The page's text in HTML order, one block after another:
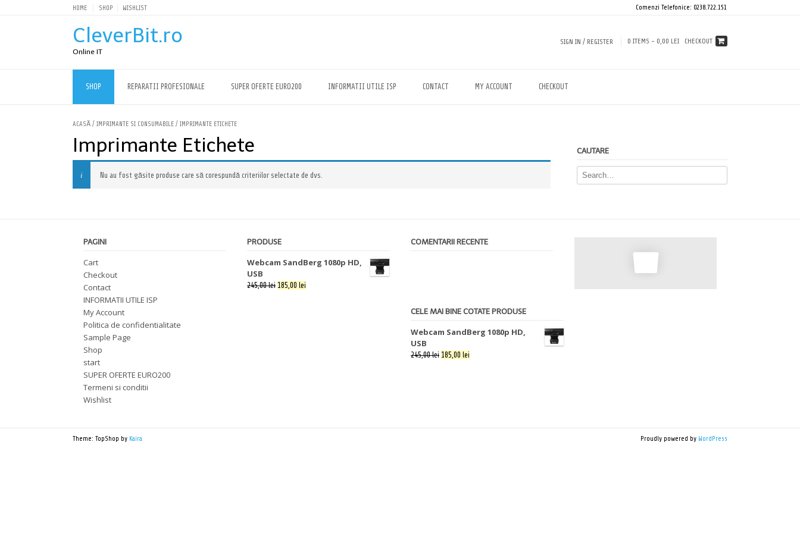
HOME SHOP WISHLIST Comenzi Telefonice: 0238.722.151
CleverBit.ro
Online IT
SIGN IN / REGISTER 0 ITEMS - 0,00 LEI CHECKOUT
SHOP REPARATII PROFESIONALE SUPER OFERTE EURO200 INFORMATII UTILE ISP CONTACT MY ACCOUNT CHECKOUT
ACASĂ / IMPRIMANTE SI CONSUMABILE / IMPRIMANTE ETICHETE
Imprimante Etichete
Nu au fost găsite produse care să corespundă criteriilor selectate de dvs.
CAUTARE
PAGINI
Cart
Checkout
Contact
INFORMATII UTILE ISP
My Account
Politica de confidentialitate
Sample Page
Shop
start
SUPER OFERTE EURO200
Termeni si conditii
Wishlist
PRODUSE
Webcam SandBerg 1080p HD,
USB
245,00 lei 185,00 lei
COMENTARII RECENTE
CELE MAI BINE COTATE PRODUSE
Webcam SandBerg 1080p HD,
USB
245,00 lei 185,00 lei
Theme: TopShop by Kaira Proudly powered by WordPress